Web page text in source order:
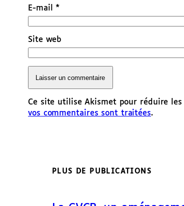
E-mail *
Site web
Ce site utilise Akismet pour réduire les
vos commentaires sont traitées.
PLUS DE PUBLICATIONS